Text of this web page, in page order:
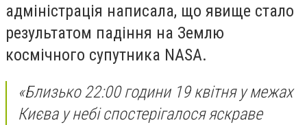
адміністрація написала, що явище стало
результатом падіння на Землю
космічного супутника NASA.
«Близько 22:00 години 19 квітня у межах
Києва у небі спостерігалося яскраве